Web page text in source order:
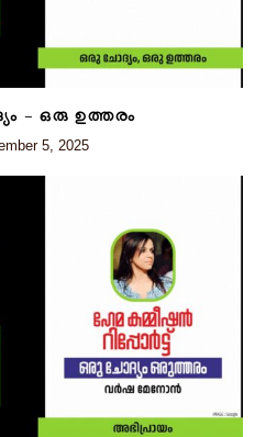
– ഒരു ഉത്തരം
5, 2025